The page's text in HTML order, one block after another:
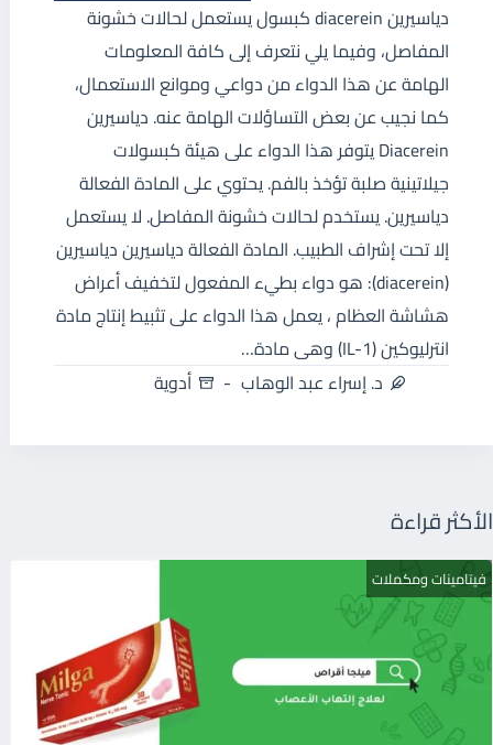
دياسيرين diacerein كبسول يستعمل لحالات خشونة
المفاصل، وفيما يلي نتعرف إلى كافة المعلومات
الهامة عن هذا الدواء من دواعي وموانع الاستعمال،
كما نجيب عن بعض التساؤلات الهامة عنه. دياسيرين
Diacerein يتوفر هذا الدواء على هيئة كبسولات
جيلاتينية صلبة تؤخذ بالفم. يحتوي على المادة الفعالة
دياسيرين. يستخدم لحالات خشونة المفاصل. لا يستعمل
إلا تحت إشراف الطبيب. المادة الفعالة دياسيرين دياسيرين
(diacerein): هو دواء بطيء المفعول لتخفيف أعراض
هشاشة العظام ، يعمل هذا الدواء على تثبيط إنتاج مادة
انترليوكين (IL-1) وهى مادة…
د. إسراء عبد الوهاب
أدوية
الأكثر قراءة
فيتامينات ومكملات